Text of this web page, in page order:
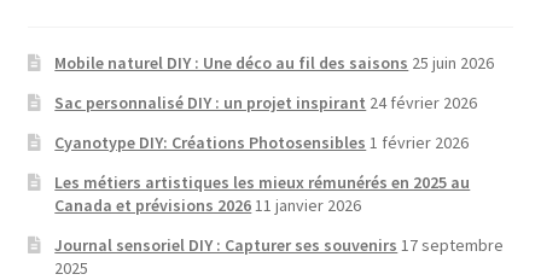
Mobile naturel DIY : Une déco au fil des saisons 25 juin 2026
Sac personnalisé DIY : un projet inspirant 24 février 2026
Cyanotype DIY: Créations Photosensibles 1 février 2026
Les métiers artistiques les mieux rémunérés en 2025 au
Canada et prévisions 202611 janvier 2026
Journal sensoriel DIY : Capturer ses souvenirs 17 septembre
2025